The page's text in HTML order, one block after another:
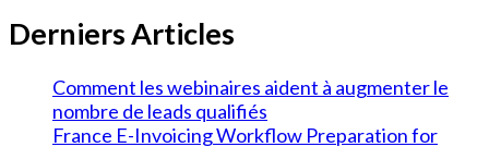
Derniers Articles
Comment les webinaires aident à augmenter le
nombre de leads qualifiés
France E-Invoicing Workflow Preparation for